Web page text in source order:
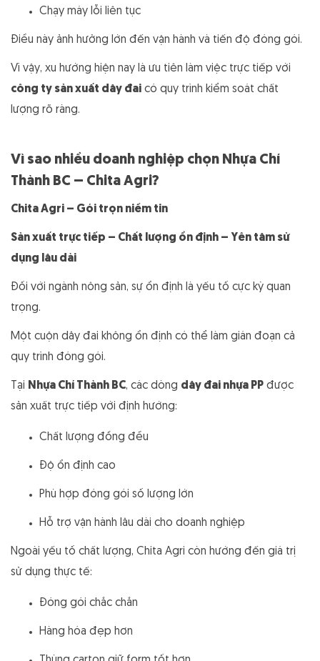
Chạy máy lỗi liên tục
Điều này ảnh hưởng lớn đến vận hành và tiến độ đóng gói.
Vì vậy, xu hướng hiện nay là ưu tiên làm việc trực tiếp với
công ty sản xuất dây đai có quy trình kiểm soát chất
lượng rõ ràng.
Vì sao nhiều doanh nghiệp chọn Nhựa Chí
Thành BC – Chita Agri?
Chita Agri – Gói trọn niềm tin
Sản xuất trực tiếp – Chất lượng ổn định – Yên tâm sử
dụng lâu dài
Đối với ngành nông sản, sự ổn định là yếu tố cực kỳ quan
trọng.
Một cuộn dây đai không ổn định có thể làm gián đoạn cả
quy trình đóng gói.
Tại Nhựa Chí Thành BC, các dòng dây đai nhựa PP được
sản xuất trực tiếp với định hướng:
Chất lượng đồng đều
Độ ổn định cao
Phù hợp đóng gói số lượng lớn
Hỗ trợ vận hành lâu dài cho doanh nghiệp
Ngoài yếu tố chất lượng, Chita Agri còn hướng đến giá trị
sử dụng thực tế:
Đóng gói chắc chắn
Hàng hóa đẹp hơn